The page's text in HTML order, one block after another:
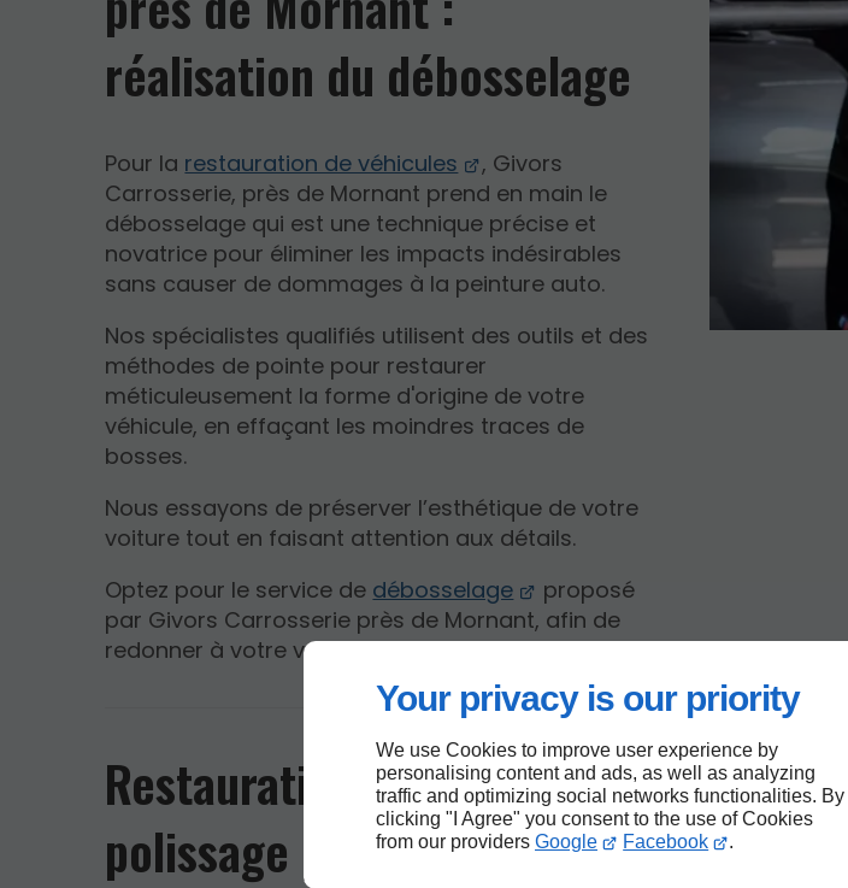
Your privacy is our priority
We use Cookies to improve user experience by
personalising content and ads, as well as analyzing
traffic and optimizing social networks functionalities. By
clicking "I Agree" you consent to the use of Cookies
from our providers Google Facebook .
réalisation du débosselage
Pour la restauration de véhicules
, Givors
Carrosserie, près de Mornant prend en main le
débosselage qui est une technique précise et
novatrice pour éliminer les impacts indésirables
sans causer de dommages à la peinture auto.
Nos spécialistes qualifiés utilisent des outils et des
méthodes de pointe pour restaurer
méticuleusement la forme d'origine de votre
véhicule, en effaçant les moindres traces de
bosses.
Nous essayons de préserver l’esthétique de votre
voiture tout en faisant attention aux détails.
Optez pour le service de débosselage
proposé
par Givors Carrosserie près de Mornant, afin de
redonner à votre voiture une allure sans défaut.
Restauration de peinture et
polissage près de Mornant